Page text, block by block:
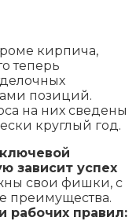
кирпича,
теперь
позиций.
на них сведены
круглый год.
зависит успех
свои фишки, с
преимущества.
рабочих правил: